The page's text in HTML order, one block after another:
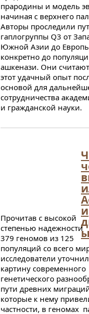
прародины и модель
начиная с верхнего
Авторы проследили
гаплогруппы Q3 от
Южной Азии до
конкретно до
ашкенази. Они
этот удачный опыт
основой для
сотрудничества
и гражданской науки.
и
Прочитав с высокой
степенью надежности
379 геномов из 125
популяций со всего
исследователи
картину современного
генетического
пути древних
которые к нему
частности, в геномах